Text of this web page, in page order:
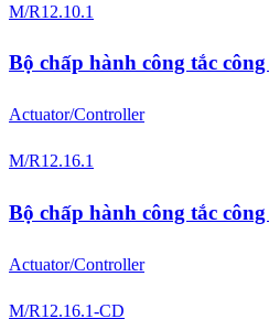
M/R12.10.1
Bộ chấp hành công tắc
Actuator/Controller
M/R12.16.1
Bộ chấp hành công tắc
Actuator/Controller
M/R12.16.1-CD